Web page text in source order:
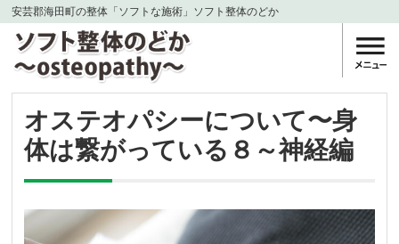
安芸郡海田町の整体「ソフトな施術」ソフト整体のどか
オステオパシーについて〜身
体は繋がっている８～神経編